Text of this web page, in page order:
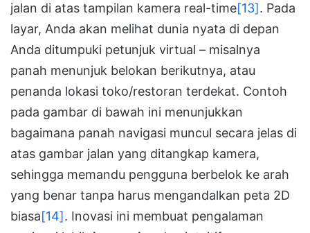
jalan di atas tampilan kamera real-time[13]. Pada
layar, Anda akan melihat dunia nyata di depan
Anda ditumpuki petunjuk virtual – misalnya
panah menunjuk belokan berikutnya, atau
penanda lokasi toko/restoran terdekat. Contoh
pada gambar di bawah ini menunjukkan
bagaimana panah navigasi muncul secara jelas di
atas gambar jalan yang ditangkap kamera,
sehingga memandu pengguna berbelok ke arah
yang benar tanpa harus mengandalkan peta 2D
biasa[14]. Inovasi ini membuat pengalaman